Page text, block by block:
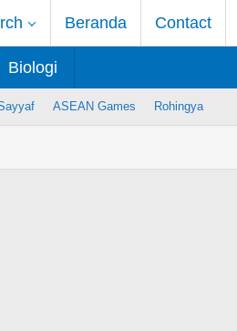
Beranda Contact
Biologi
ASEAN Games Rohingya